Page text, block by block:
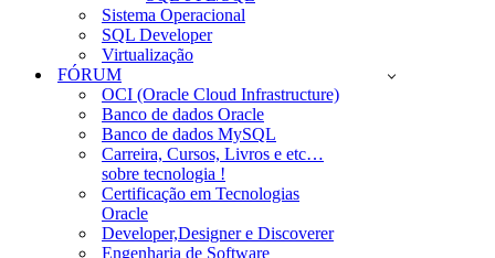
Sistema Operacional
SQL Developer
Virtualização
FÓRUM
OCI (Oracle Cloud Infrastructure)
Banco de dados Oracle
Banco de dados MySQL
Carreira, Cursos, Livros e etc…
sobre tecnologia !
Certificação em Tecnologias
Oracle
Developer,Designer e Discoverer
Engenharia de Software